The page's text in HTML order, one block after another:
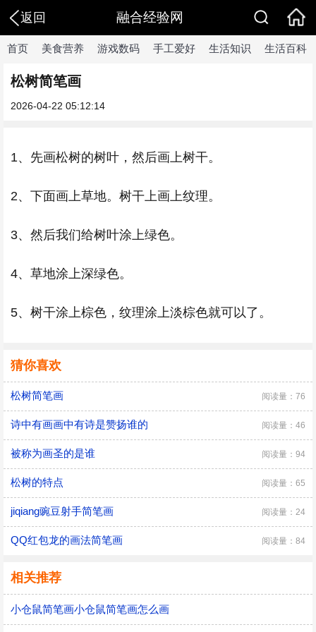
返回 融合经验网
首页 美食营养 游戏数码 手工爱好 生活知识 生活百科
松树简笔画
2026-04-22 05:12:14
1、先画松树的树叶，然后画上树干。
2、下面画上草地。树干上画上纹理。
3、然后我们给树叶涂上绿色。
4、草地涂上深绿色。
5、树干涂上棕色，纹理涂上淡棕色就可以了。
猜你喜欢
松树简笔画 阅读量：76
诗中有画画中有诗是赞扬谁的 阅读量：46
被称为画圣的是谁 阅读量：94
松树的特点 阅读量：65
jiqiang豌豆射手简笔画 阅读量：24
QQ红包龙的画法简笔画 阅读量：84
相关推荐
小仓鼠简笔画小仓鼠简笔画怎么画